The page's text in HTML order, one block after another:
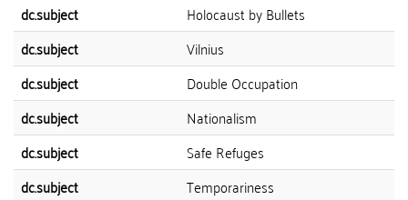
dc.subject
Holocaust by Bullets
dc.subject
Vilnius
dc.subject
Double Occupation
dc.subject
Nationalism
dc.subject
Safe Refuges
dc.subject
Temporariness